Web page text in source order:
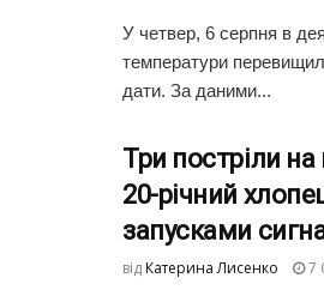
У четвер, 6 серпня в
температури
дати. За даними...
Три постріли на
20-річний
запусками
від Катерина Лисенко 7